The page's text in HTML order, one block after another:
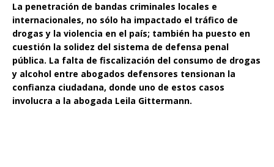
La penetración de bandas criminales locales e
internacionales, no sólo ha impactado el tráfico de
drogas y la violencia en el país; también ha puesto en
cuestión la solidez del sistema de defensa penal
pública. La falta de fiscalización del consumo de drogas
y alcohol entre abogados defensores tensionan la
confianza ciudadana, donde uno de estos casos
involucra a la abogada Leila Gittermann.